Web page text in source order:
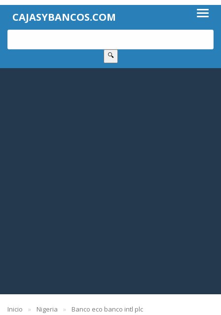
CAJASYBANCOS.COM
🔍
Inicio Nigeria Banco eco banco intl plc